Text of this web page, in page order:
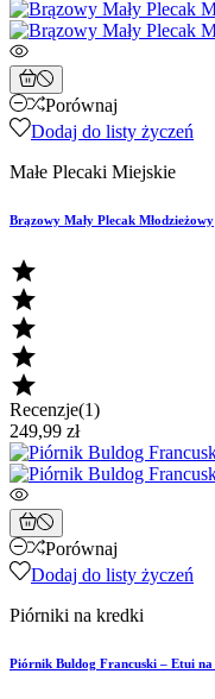
Porównaj
Dodaj do listy życzeń
Małe Plecaki Miejskie
Brązowy Mały Plecak Młodzieżowy





Recenzje(1)
249,99 zł
Porównaj
Dodaj do listy życzeń
Piórniki na kredki
Piórnik Buldog Francuski – Etui